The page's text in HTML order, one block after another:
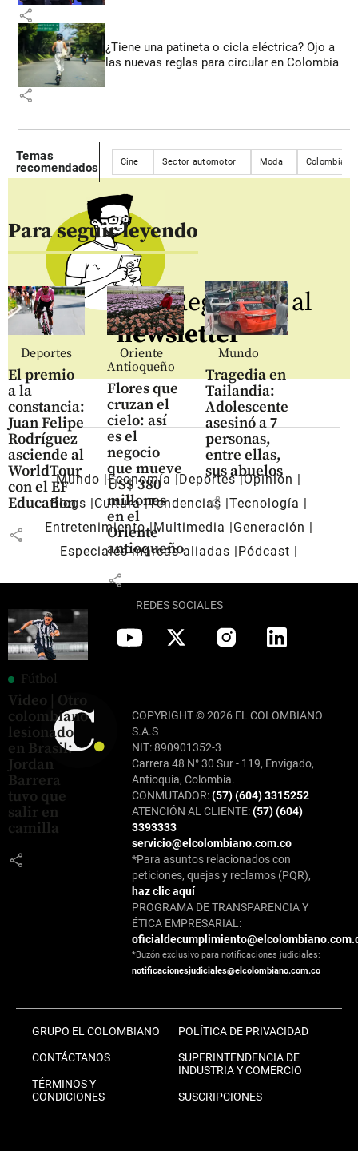
share
¿Tiene una patineta o cicla eléctrica? Ojo a
las nuevas reglas para circular en Colombia
share
Temas
recomendados
Cine Sector automotor Moda
Para seguir leyendo
Deportes
El premio
a la
constancia:
Juan Felipe
Rodríguez
asciende al
WorldTour
con el EF
Education
share
Oriente
Antioqueño
Flores que
cruzan el
cielo: así
es el
negocio
que mueve
US$ 380
millones
en el
Oriente
antioqueño
share
Mundo
Tragedia en
Tailandia:
Adolescente
asesinó a 7
personas,
entre ellas,
sus abuelos
share
Fútbol
Video | Otro
colombiano
lesionado
en Brasil:
Jordan
Barrera
tuvo que
salir en
camilla
share
Regístrate al
newsletter
Mundo Economía Deportes Opinión
Blogs
Cultura Tendencias Tecnología
Entretenimiento Multimedia
Generación
Especiales marcas aliadas
Pódcast
REDES SOCIALES
COPYRIGHT © 2026 EL COLOMBIANO
S.A.S
NIT: 890901352-3
Carrera 48 N° 30 Sur - 119, Envigado,
Antioquia, Colombia.
CONMUTADOR:(57) (604) 3315252
ATENCIÓN AL CLIENTE:(57) (604)
3393333
servicio@elcolombiano.com.co
*Para asuntos relacionados con
peticiones, quejas y reclamos (PQR),
haz clic aquí
PROGRAMA DE TRANSPARENCIA Y
ÉTICA EMPRESARIAL:
*Buzón exclusivo para notificaciones judiciales:
notificacionesjudiciales@elcolombiano.com.co
GRUPO EL COLOMBIANO
CONTÁCTANOS
TÉRMINOS Y
CONDICIONES
POLÍTICA DE PRIVACIDAD
SUPERINTENDENCIA DE
INDUSTRIA Y COMERCIO
SUSCRIPCIONES